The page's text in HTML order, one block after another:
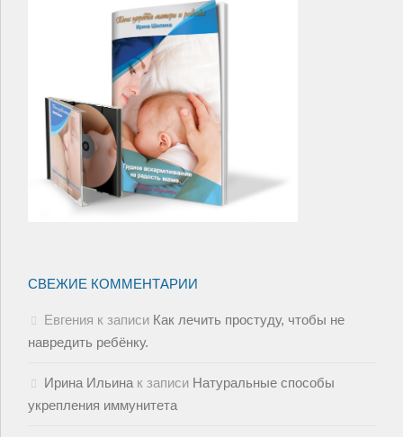
СВЕЖИЕ КОММЕНТАРИИ
Евгения к записи Как лечить простуду, чтобы не
навредить ребёнку.
Ирина Ильина к записи Натуральные способы
укрепления иммунитета